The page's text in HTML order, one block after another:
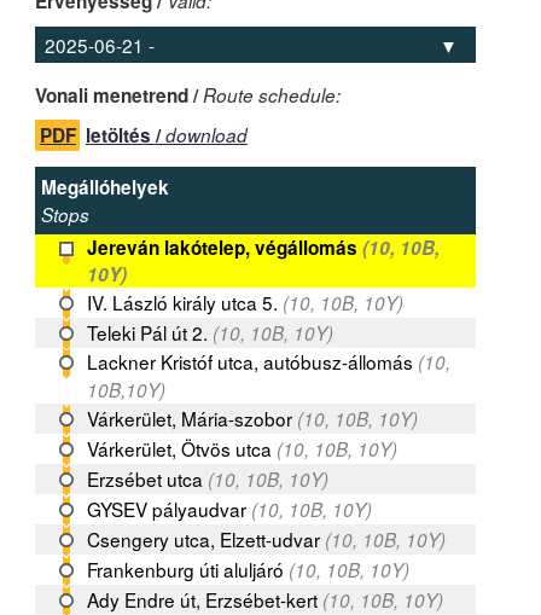
Vonali menetrend /Route schedule:
PDF letöltés /download
Megállóhelyek
Stops
Jereván lakótelep, végállomás (10, 10B,
10Y)
IV. László király utca 5. (10, 10B, 10Y)
Teleki Pál út 2. (10, 10B, 10Y)
Lackner Kristóf utca, autóbusz-állomás (10,
10B,10Y)
Várkerület, Mária-szobor (10, 10B, 10Y)
Várkerület, Ötvös utca (10, 10B, 10Y)
Erzsébet utca (10, 10B, 10Y)
GYSEV pályaudvar (10, 10B, 10Y)
Csengery utca, Elzett-udvar (10, 10B, 10Y)
Frankenburg úti aluljáró (10, 10B, 10Y)
Ady Endre út, Erzsébet-kert (10, 10B, 10Y)